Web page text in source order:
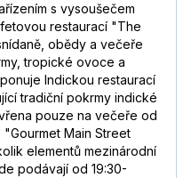
s vysoušečem
restaurací "The
obědy a večeře
tropické ovoce a
Indickou restaurací
tradiční pokrmy indické
pouze na večeře od
"Gourmet Main Street
elementů mezinárodní
podávají od 19:30-